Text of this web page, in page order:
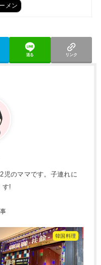
メン
送る リンク
児のママです。子連れに
す!
韓国料理